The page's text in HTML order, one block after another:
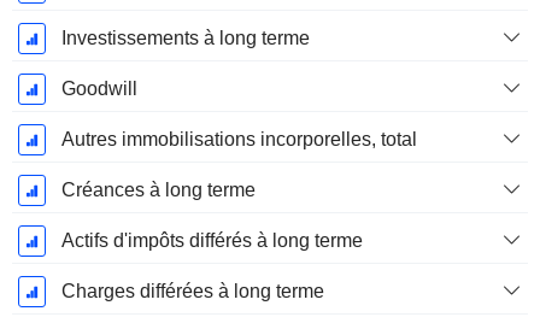
Investissements à long terme
Goodwill
Autres immobilisations incorporelles, total
Créances à long terme
Actifs d'impôts différés à long terme
Charges différées à long terme